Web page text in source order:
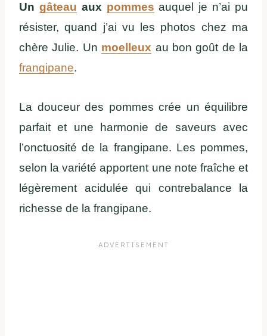
Un gâteau aux pommes auquel je n’ai pu
résister, quand j’ai vu les photos chez ma
chère Julie. Un moelleux au bon goût de la
frangipane.
La douceur des pommes crée un équilibre
parfait et une harmonie de saveurs avec
l’onctuosité de la frangipane. Les pommes,
selon la variété apportent une note fraîche et
légèrement acidulée qui contrebalance la
richesse de la frangipane.